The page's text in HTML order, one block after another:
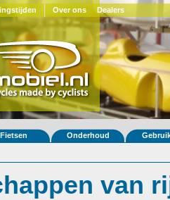
Over ons Dealers
Fietsen Onderhoud
van